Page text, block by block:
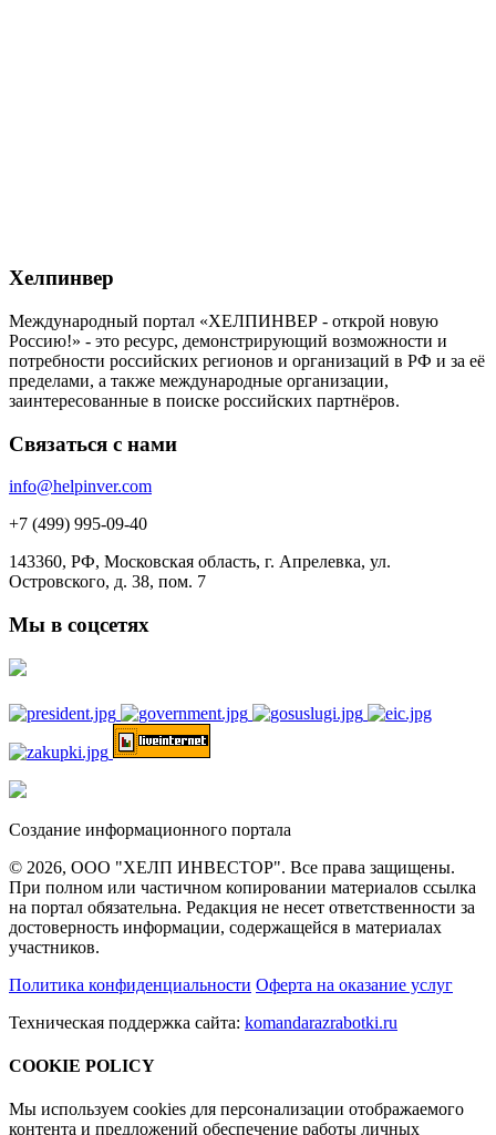
Хелпинвер
Международный портал «ХЕЛПИНВЕР - открой новую
Россию!» - это ресурс, демонстрирующий возможности и
потребности российских регионов и организаций в РФ и за её
пределами, а также международные организации,
заинтересованные в поиске российских партнёров.
Связаться с нами
info@helpinver.com
+7 (499) 995-09-40
143360, РФ, Московская область, г. Апрелевка, ул.
Островского, д. 38, пом. 7
Мы в соцсетях
Создание информационного портала
© 2026, ООО "ХЕЛП ИНВЕСТОР". Все права защищены.
При полном или частичном копировании материалов ссылка
на портал обязательна. Редакция не несет ответственности за
достоверность информации, содержащейся в материалах
участников.
Политика конфиденциальности Оферта на оказание услуг
Техническая поддержка сайта: komandarazrabotki.ru
COOKIE POLICY
Мы используем cookies для персонализации отображаемого
контента и предложений обеспечение работы личных